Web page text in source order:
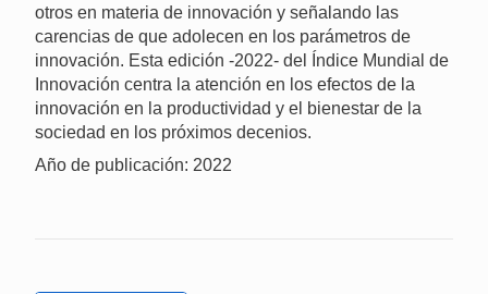
otros en materia de innovación y señalando las
carencias de que adolecen en los parámetros de
innovación. Esta edición -2022- del Índice Mundial de
Innovación centra la atención en los efectos de la
innovación en la productividad y el bienestar de la
sociedad en los próximos decenios.
Año de publicación: 2022